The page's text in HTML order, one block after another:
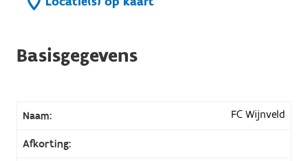
Basisgegevens
Naam: FC Wijnveld
Afkorting: